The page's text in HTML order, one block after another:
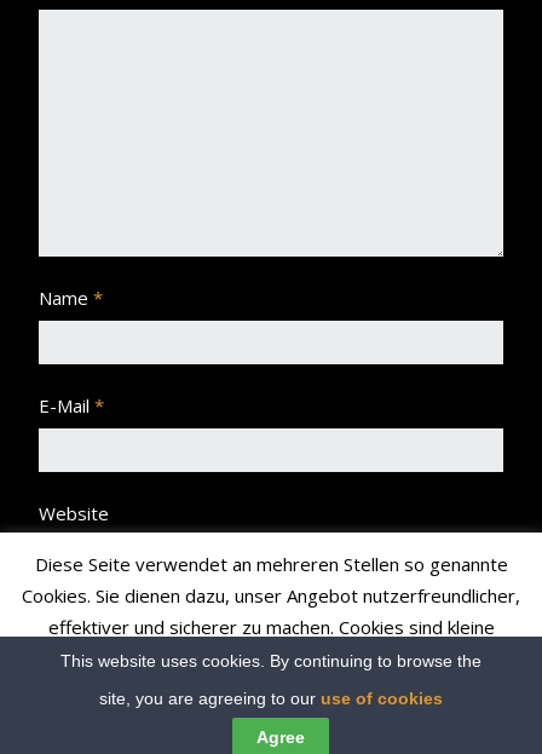
Name *
E-Mail *
Website
This website uses cookies. By continuing to browse the
site, you are agreeing to our use of cookies
Agree
Diese Seite verwendet an mehreren Stellen so genannte
Cookies. Sie dienen dazu, unser Angebot nutzerfreundlicher,
effektiver und sicherer zu machen. Cookies sind kleine
Textdateien, die Ihr Browser speichert und richten auf Ihrem
Rechner keinen Schaden an bzw. enthalten keine Viren.